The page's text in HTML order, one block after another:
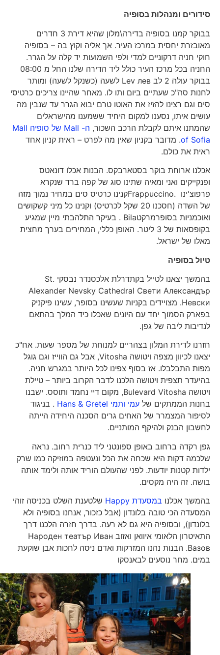
סידורים ומנהלות בסופיה
בבוקר קמנו בסופיה בדירה\מלון שהיא דירת 3 חדרים
מאובזרת יחסית במרכז העיר. אך אליה וקוץ בה – בסופיה
חוקי חניה דרקוניים למדי ולפי השמועות יד קלה על הגרר.
החניה בכל מרכז העיר כולל ליד הדירה שלנו החל מ 08:00
בבוקר עולה 2 לב Lev лев לשעה (כשנקל לשעה) ומותר
לחנות סה"כ שעתיים ביום ותו לו. מאחר שהיינו צריכים כרטיסי
סים וגם רצינו להזיז את האוטו טרם יבוא הגרר עד שנבין מה
עושים איתו, נסענו למקום היחיד ששמענו מהישראלים
שהמתנו איתם לקבלת הרכב השכור,
ה- Mall של סופיה Mall
of Sofia . מדובר בקניון שאין מה לפרט – ראית קניון אחד
ראית את כולם.
אכלנו ארוחת בוקר בסטארבקס. הבנות אכלו דונאטס
ופנקייקים ואני ומאיה שתינו סוג של קפה ברד שנקרא
פרפוצ'ינו .Frappuccinoקנינו כרטיס סים במחיר נמוך מזה
של השדה (חסכנו 20 שקל לכרטיס) וקנינו כל מיני קשקושים
ואוכמניות בסופרמרקטBila . בעיקר התלהבתי מיין שמגיע
בקופסאות של 3 ליטר. האופן כללי, המחירים בערך מחצית
מאלו של ישראל.
טיול בסופיה
בהמשך יצאנו לטייל בקתדרלת אלכסנדר נבסקי St.
Alexander Nevsky Cathedral Свети Александър
Невски. מצויידים בקניות שעשינו בסופר, עשינו פיקניק
בפארק הסמוך יחד עם היונים שאכלו כיד המלך בהתאם
לנדיבות ליבה של גפן.
חזרנו לדירת המלון בצהריים למנוחת של מספר שעות. אח"כ
יצאנו לכיוון מצפה ויטושה Vitosha, אבל גם הווייז וגם גוגל
מפות התבלבלו. אז בסוף צפינו לכל היותר במגרש חניה.
בהיעדר תצפית ויטושה הלכנו לדבר הקרוב ביותר – טיילת
ויטושה Bulevard Vitosha, מקום דיי נחמד ותוסס. ישבנו
בחנות הממתקים שלעמי ותמי Hans & Gretel
. בניגוד
לסיפור המצמרר של האחים גרים הסכנה היחידה הייתה
לחשבון הבנק ולהיקף המותניים.
גפן רקדה ברחוב באופן ספונטני ליד כנרית רחוב. נראה
שלכמה דקות היא שכחה את הכל ונעטפה במוזיקה כמו שרק
ילדות קטנות יודעות. לפני שהעולם הוריד אותה ולימד אותה
בושה. זה היה מקסים.
בהמשך אכלנובמסעדת Happy
שלטענת השלט בכניסה זוהי
המסעדה הכי טובה בלונדון (אבל כזכור, אנחנו בסופיה ולא
בלונדון), ובסופיה היא גם לא רעה. בדרך חזרה הלכנו דרך
התאיטרון הלאומי איוואן ואזוב Народен театър Иван
Вазов. הבנות נהנו המזרקות ואדם ניסה לחכות אבן שוקעת
במים. ‏מחר נוסעים לבאנסקו